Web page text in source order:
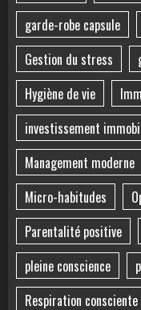
garde-robe capsule
Gestion du stress
Hygiène de vie
investissement
Management moderne
Micro-habitudes
Parentalité positive
pleine conscience
Respiration consciente